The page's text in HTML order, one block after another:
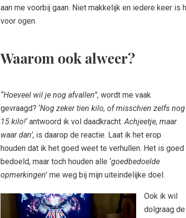
aan me voorbij gaan. Niet makkelijk en iedere keer is
voor ogen.
Waarom ook alweer?
“Hoeveel wil je nog afvallen”, wordt me vaak
gevraagd? ‘Nog zeker tien kilo, of misschien zelfs nog
15 kilo!‘antwoord ik vol daadkracht.Achjeetje, maar
waar dan’, is daarop de reactie. Laat ik het erop
houden dat ik het goed weet te verhullen. Het is goed
bedoeld, maar toch houden alle ‘goedbedoelde
opmerkingen’ me weg bij mijn uiteindelijke doel.
Ook ik wil
dolgraag de